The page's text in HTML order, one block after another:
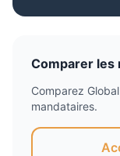
Comparer les
Comparez
mandataires.